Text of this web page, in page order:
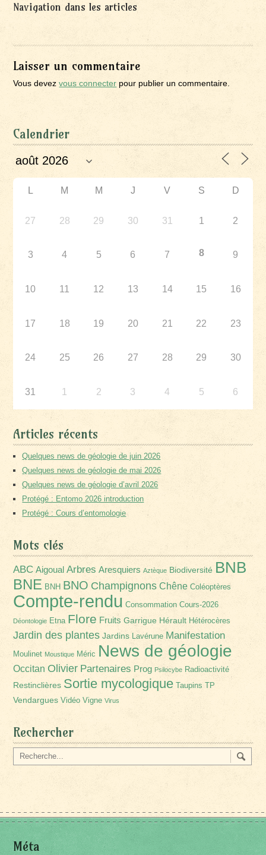
Navigation dans les articles
Laisser un commentaire
Vous devezvous connecter pour publier un commentaire.
Calendrier
L M M J V S D
27 28 29 30 31 1 2
3 4 5 6 7 8 9
10 11 12 13 14 15 16
17 18 19 20 21 22 23
24 25 26 27 28 29 30
31 1 2 3 4 5 6
Articles récents
Quelques news de géologie de juin 2026
Quelques news de géologie de mai 2026
Quelques news de géologie d’avril 2026
Protégé : Entomo 2026 introduction
Protégé : Cours d’entomologie
Mots clés
ABC Aigoual Arbres Aresquiers Aztèque Biodiversité BNB
BNE BNH BNO Champignons Chêne Coléoptères
Compte-rendu Consommation Cours-2026
Déontologie Etna Flore Fruits Garrigue Hérault Hétérocères
Jardin des plantes Jardins Lavérune Manifestation
Moulinet Moustique Méric News de géologie
Occitan Olivier Partenaires Prog Psilocybe Radioactivité
Restinclières Sortie mycologique Taupins TP
Vendargues Vidéo Vigne Virus
Rechercher
Méta